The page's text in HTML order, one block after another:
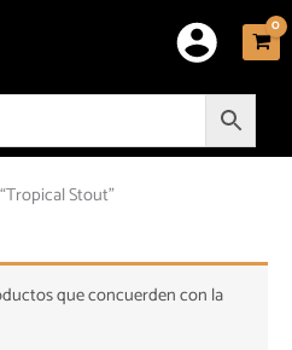
Stout”
que concuerden con la